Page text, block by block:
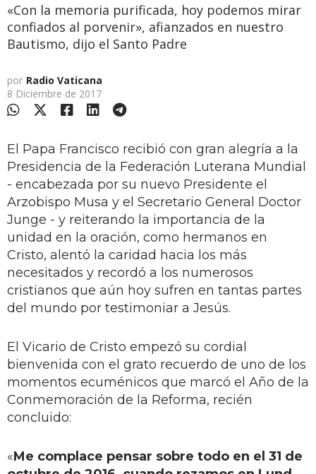
«Con la memoria purificada, hoy podemos mirar
confiados al porvenir», afianzados en nuestro
Bautismo, dijo el Santo Padre
por Radio Vaticana
8 Diciembre de 2017
El Papa Francisco recibió con gran alegría a la
Presidencia de la Federación Luterana Mundial
- encabezada por su nuevo Presidente el
Arzobispo Musa y el Secretario General Doctor
Junge - y reiterando la importancia de la
unidad en la oración, como hermanos en
Cristo, alentó la caridad hacia los más
necesitados y recordó a los numerosos
cristianos que aún hoy sufren en tantas partes
del mundo por testimoniar a Jesús.
El Vicario de Cristo empezó su cordial
bienvenida con el grato recuerdo de uno de los
momentos ecuménicos que marcó el Año de la
Conmemoración de la Reforma, recién
concluido:
«Me complace pensar sobre todo en el 31 de